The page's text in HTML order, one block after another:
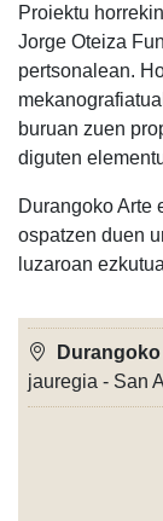
Proiektu
Jorge Oteiza
pertsonalean.
buruan zuen
diguten
Durangoko Arte
ospatzen duen
luzaroan
jauregia - San